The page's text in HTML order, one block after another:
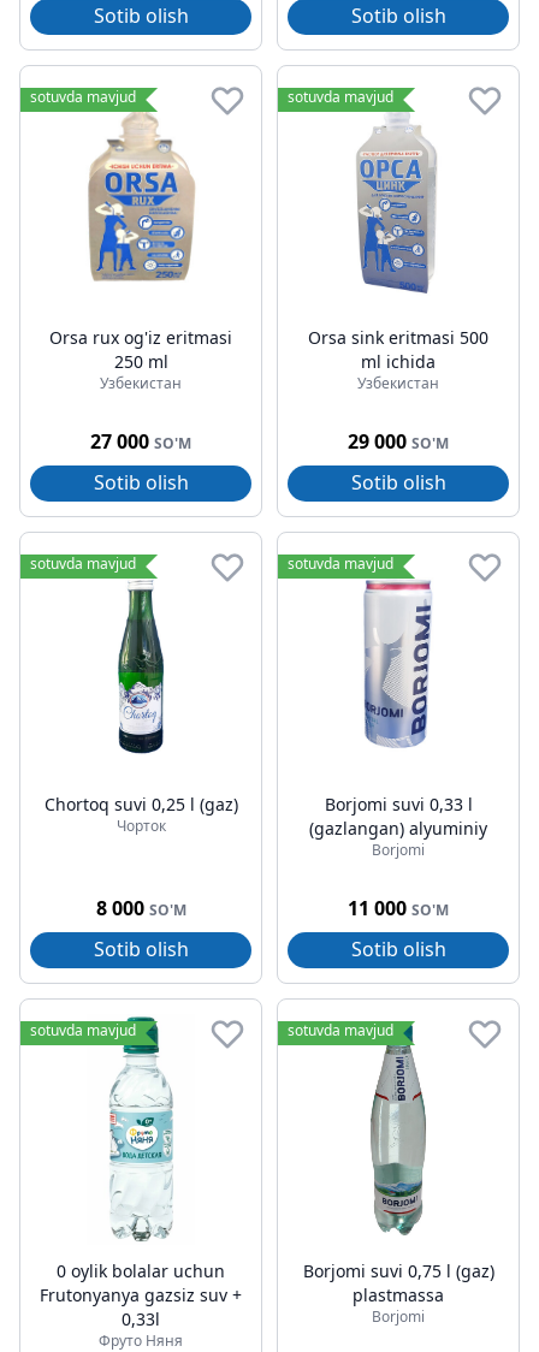
Sotib olish Sotib olish
sotuvda mavjud
Orsa rux og'iz eritmasi
250 ml
Узбекистан
27 000 SO'M
Sotib olish
sotuvda mavjud
Orsa sink eritmasi 500
ml ichida
Узбекистан
29 000 SO'M
Sotib olish
sotuvda mavjud
Chortoq suvi 0,25 l (gaz)
Чорток
8 000 SO'M
Sotib olish
sotuvda mavjud
Borjomi suvi 0,33 l
(gazlangan) alyuminiy
Borjomi
11 000 SO'M
Sotib olish
sotuvda mavjud
0 oylik bolalar uchun
Frutonyanya gazsiz suv +
0,33l
Фруто Няня
sotuvda mavjud
Borjomi suvi 0,75 l (gaz)
plastmassa
Borjomi